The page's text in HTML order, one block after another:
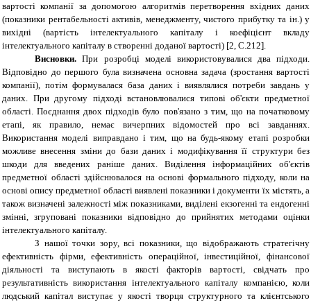
вартості компанії за допомогою алгоритмів перетворення вхідних даних
(показники рентабельності активів, менеджменту, чистого прибутку та ін.) у
вихідні (вартість інтелектуального капіталу і коефіцієнт вкладу
інтелектуального капіталу в створенні доданої вартості) [2, C.212].
Висновки. При розробці моделі використовувалися два підходи.
Відповідно до першого була визначена основна задача (зростання вартості
компанії), потім формувалася база даних і виявлялися потреби завдань у
даних. При другому підході встановлювалися типові об'єкти предметної
області. Поєднання двох підходів було пов'язано з тим, що на початковому
етапі, як правило, немає вичерпних відомостей про всі завданнях.
Використання моделі виправдано і тим, що на будь-якому етапі розробки
можливе внесення зміни до бази даних і модифікування її структури без
шкоди для введених раніше даних. Виділення інформаційних об'єктів
предметної області здійснювалося на основі формального підходу, коли на
основі опису предметної області виявлені показники і документи їх містять, а
також визначені залежності між показниками, виділені екзогенні та ендогенні
змінні, згруповані показники відповідно до прийнятих методами оцінки
інтелектуального капіталу.
З нашої точки зору, всі показники, що відображають стратегічну
ефективність фірми, ефективність операційної, інвестиційної, фінансової
діяльності та виступають в якості факторів вартості, свідчать про
результативність використання інтелектуального капіталу компанією, коли
людський капітал виступає у якості творця структурного та клієнтського